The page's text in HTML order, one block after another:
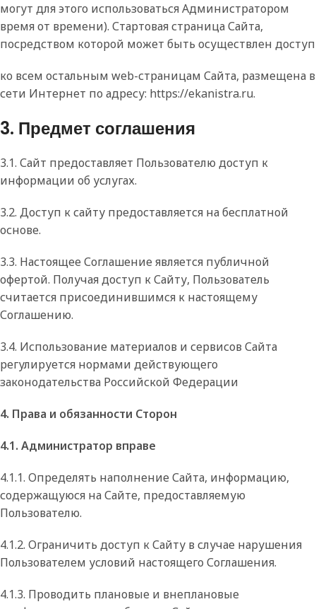
могут для этого использоваться Администратором
время от времени). Стартовая страница Сайта,
посредством которой может быть осуществлен доступ
ко всем остальным web-страницам Сайта, размещена в
сети Интернет по адресу: https://ekanistra.ru.
3. Предмет соглашения
3.1. Сайт предоставляет Пользователю доступ к
информации об услугах.
3.2. Доступ к сайту предоставляется на бесплатной
основе.
3.3. Настоящее Соглашение является публичной
офертой. Получая доступ к Сайту, Пользователь
считается присоединившимся к настоящему
Соглашению.
3.4. Использование материалов и сервисов Сайта
регулируется нормами действующего
законодательства Российской Федерации
4. Права и обязанности Сторон
4.1. Администратор вправе
4.1.1. Определять наполнение Сайта, информацию,
содержащуюся на Сайте, предоставляемую
Пользователю.
4.1.2. Ограничить доступ к Сайту в случае нарушения
Пользователем условий настоящего Соглашения.
4.1.3. Проводить плановые и внеплановые